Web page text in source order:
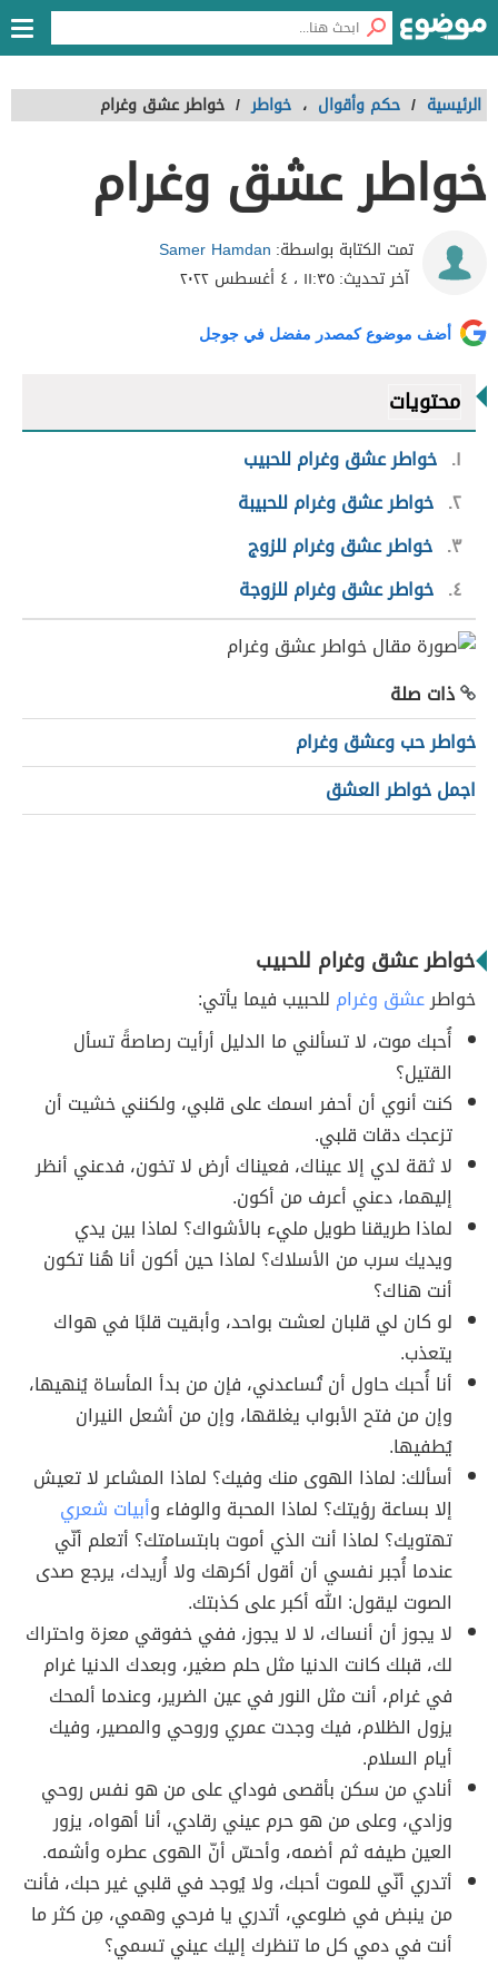
الرئيسية / حكم وأقوال ، خواطر / خواطر عشق وغرام
خواطر عشق وغرام
تمت الكتابة بواسطة: Samer Hamdan
آخر تحديث:١١:٣٥ ، ٤ أغسطس ٢٠٢٢
أضف موضوع كمصدر مفضل في جوجل
محتويات
١ خواطر عشق وغرام للحبيب
٢ خواطر عشق وغرام للحبيبة
٣ خواطر عشق وغرام للزوج
٤ خواطر عشق وغرام للزوجة
ذات صلة
خواطر حب وعشق وغرام
اجمل خواطر العشق
خواطر عشق وغرام للحبيب
خواطرعشق وغرام للحبيب فيما يأتي:
أُحبك موت، لا تسألني ما الدليل أرأيت رصاصةً تسأل
القتيل؟
كنت أنوي أن أحفر اسمك على قلبي، ولكنني خشيت أن
تزعجك دقات قلبي.
لا ثقة لدي إلا عيناك، فعيناك أرض لا تخون، فدعني أنظر
إليهما، دعني أعرف من أكون.
لماذا طريقنا طويل مليء بالأشواك؟ لماذا بين يدي
ويديك سرب من الأسلاك؟ لماذا حين أكون أنا هُنا تكون
أنت هناك؟
لو كان لي قلبان لعشت بواحد، وأبقيت قلبًا في هواك
يتعذب.
أنا أُحبك حاول أن تُساعدني، فإن من بدأ المأساة يُنهيها،
وإن من فتح الأبواب يغلقها، وإن من أشعل النيران
يُطفيها.
أسألك: لماذا الهوى منك وفيك؟ لماذا المشاعر لا تعيش
إلا بساعة رؤيتك؟ لماذا المحبة والوفاء وأبيات شعري
تهتويك؟ لماذا أنت الذي أموت بابتسامتك؟ أتعلم أنّي
عندما أُجبر نفسي أن أقول أكرهك ولا أُريدك، يرجع صدى
الصوت ليقول: الله أكبر على كذبتك.
لا يجوز أن أنساك، لا لا يجوز، ففي خفوقي معزة واحتراك
لك، قبلك كانت الدنيا مثل حلم صغير، وبعدك الدنيا غرام
في غرام، أنت مثل النور في عين الضرير، وعندما ألمحك
يزول الظلام، فيك وجدت عمري وروحي والمصير، وفيك
أيام السلام.
أنادي من سكن بأقصى فوداي على من هو نفس روحي
وزادي، وعلى من هو حرم عيني رقادي، أنا أهواه، يزور
العين طيفه ثم أضمه، وأحسّ أنّ الهوى عطره وأشمه.
أتدري أنّي للموت أحبك، ولا يُوجد في قلبي غير حبك، فأنت
من ينبض في ضلوعي، أتدري يا فرحي وهمي، مِن كثر ما
أنت في دمي كل ما تنظرك إليك عيني تسمي؟